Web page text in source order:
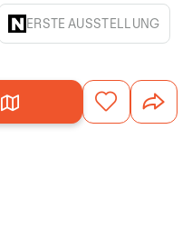
ERSTE AUSSTELLUNG